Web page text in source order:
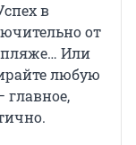
в
от
пляже… Или
любую
главное,